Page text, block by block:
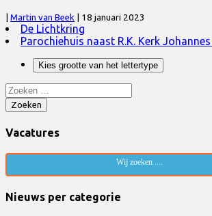
| Martin van Beek | 18 januari 2023
De Lichtkring
Parochiehuis naast R.K. Kerk
Kies grootte van het lettertype
Zoeken
naar:
Zoeken
Vacatures
Wij zoeken ....
Nieuws per categorie